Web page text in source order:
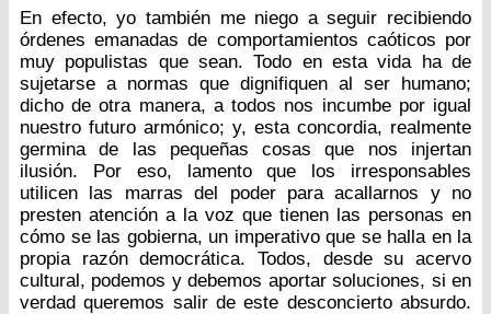
En efecto, yo también me niego a seguir recibiendo
órdenes emanadas de comportamientos caóticos por
muy populistas que sean. Todo en esta vida ha de
sujetarse a normas que dignifiquen al ser humano;
dicho de otra manera, a todos nos incumbe por igual
nuestro futuro armónico; y, esta concordia, realmente
germina de las pequeñas cosas que nos injertan
ilusión. Por eso, lamento que los irresponsables
utilicen las marras del poder para acallarnos y no
presten atención a la voz que tienen las personas en
cómo se las gobierna, un imperativo que se halla en la
propia razón democrática. Todos, desde su acervo
cultural, podemos y debemos aportar soluciones, si en
verdad queremos salir de este desconcierto absurdo.